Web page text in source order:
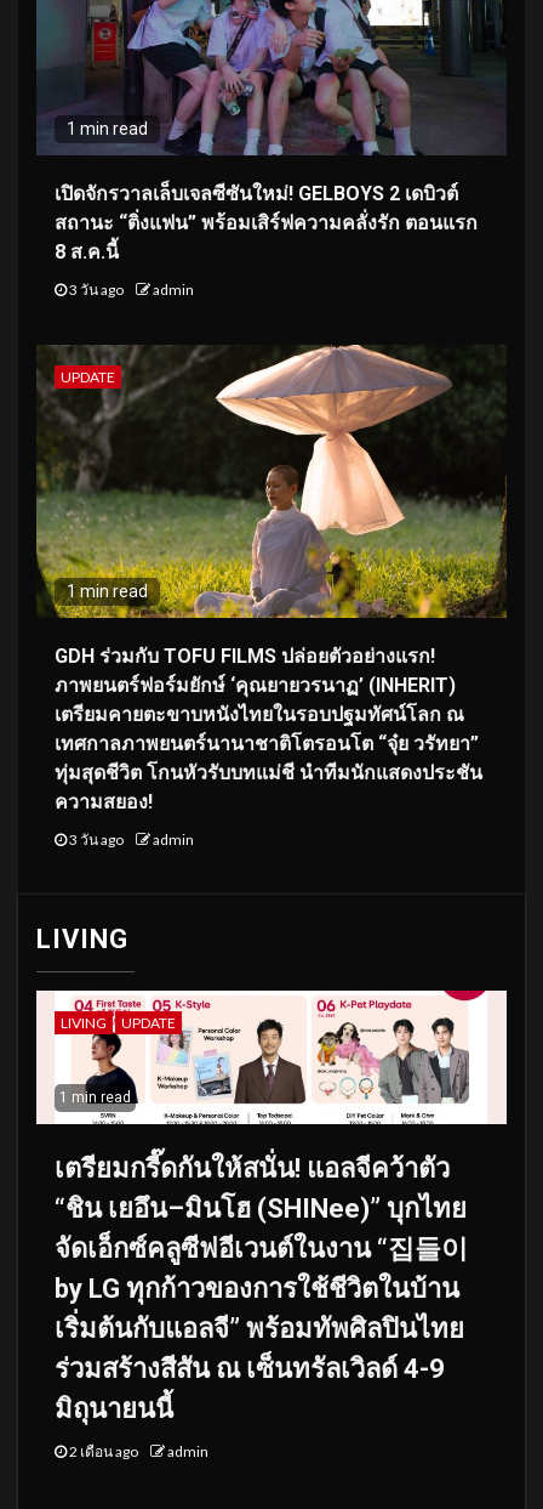
1 min read
เปิดจักรวาลเล็บเจลซีซันใหม่! GELBOYS 2 เดบิวต์
สถานะ “ติ่งแฟน” พร้อมเสิร์ฟความคลั่งรัก ตอนแรก
8 ส.ค.นี้
3 วัน ago admin
UPDATE
1 min read
GDH ร่วมกับ TOFU FILMS ปล่อยตัวอย่างแรก!
ภาพยนตร์ฟอร์มยักษ์ ‘คุณยายวรนาฏ’ (INHERIT)
เตรียมคายตะขาบหนังไทยในรอบปฐมทัศน์โลก ณ
เทศกาลภาพยนตร์นานาชาติโตรอนโต “จุ๋ย วรัทยา”
ทุ่มสุดชีวิต โกนหัวรับบทแม่ชี นำทีมนักแสดงประชัน
ความสยอง!
3 วัน ago admin
LIVING
LIVING UPDATE
1 min read
เตรียมกรี๊ดกันให้สนั่น! แอลจีคว้าตัว
“ชิน เยอึน–มินโฮ (SHINee)” บุกไทย
จัดเอ็กซ์คลูซีฟอีเวนต์ในงาน “집들이
by LG ทุกก้าวของการใช้ชีวิตในบ้าน
เริ่มต้นกับแอลจี” พร้อมทัพศิลปินไทย
ร่วมสร้างสีสัน ณ เซ็นทรัลเวิลด์ 4-9
มิถุนายนนี้
2 เดือน ago admin